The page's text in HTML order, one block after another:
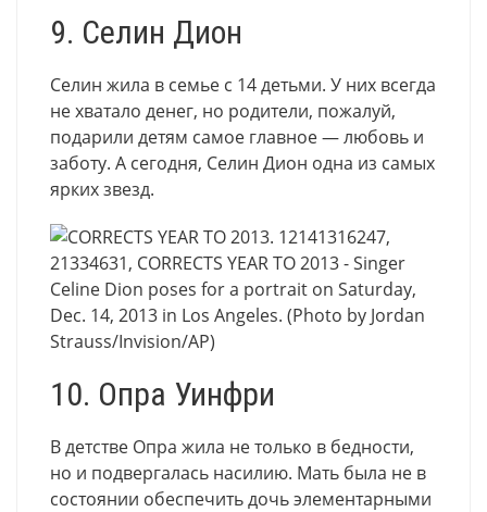
9. Селин Дион
Селин жила в семье с 14 детьми. У них всегда
не хватало денег, но родители, пожалуй,
подарили детям самое главное — любовь и
заботу. А сегодня, Селин Дион одна из самых
ярких звезд.
10. Опра Уинфри
В детстве Опра жила не только в бедности,
но и подвергалась насилию. Мать была не в
состоянии обеспечить дочь элементарными